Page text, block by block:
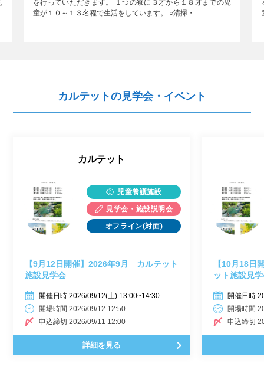
を行っていただきます。 １つの寮に３才から１８才までの児
童が１０～１３名程で生活をしています。 ○清掃・…
カルテットの見学会・イベント
カルテット
児童養護施設
見学会・施設説明会
オフライン(対面)
【9月12日開催】2026年9月 カルテット
施設見学会
開催日時 2026/09/12(土) 13:00~14:30
開場時間 2026/09/12 12:50
申込締切 2026/09/11 12:00
詳細を見る
【10月18
ット施設見
開催日時
開場時間
申込締切